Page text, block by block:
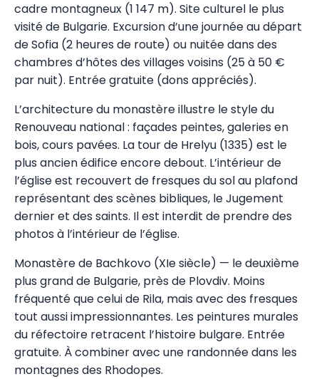
cadre montagneux (1 147 m). Site culturel le plus
visité de Bulgarie. Excursion d’une journée au départ
de Sofia (2 heures de route) ou nuitée dans des
chambres d’hôtes des villages voisins (25 à 50 €
par nuit). Entrée gratuite (dons appréciés).
L’architecture du monastère illustre le style du
Renouveau national : façades peintes, galeries en
bois, cours pavées. La tour de Hrelyu (1335) est le
plus ancien édifice encore debout. L’intérieur de
l’église est recouvert de fresques du sol au plafond
représentant des scènes bibliques, le Jugement
dernier et des saints. Il est interdit de prendre des
photos à l’intérieur de l’église.
Monastère de Bachkovo (XIe siècle) — le deuxième
plus grand de Bulgarie, près de Plovdiv. Moins
fréquenté que celui de Rila, mais avec des fresques
tout aussi impressionnantes. Les peintures murales
du réfectoire retracent l’histoire bulgare. Entrée
gratuite. À combiner avec une randonnée dans les
montagnes des Rhodopes.